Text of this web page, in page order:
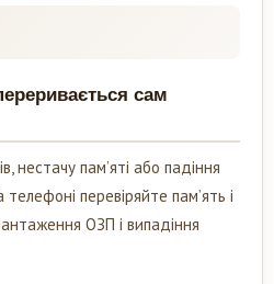
сам
нестачу пам’яті або падіння
перевіряйте пам’ять і
ОЗП і випадіння